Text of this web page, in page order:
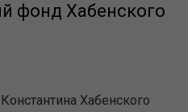
Хабенского
фонд Хабенского